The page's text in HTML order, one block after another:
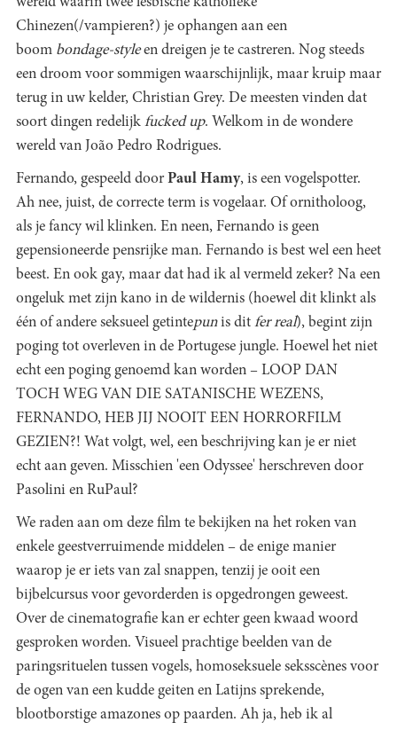
Chinezen(/vampieren?) je ophangen aan een
boom bondage-styleen dreigen je te castreren. Nog steeds
een droom voor sommigen waarschijnlijk, maar kruip maar
terug in uw kelder, Christian Grey. De meesten vinden dat
soort dingen redelijk fucked up. Welkom in de wondere
wereld van João Pedro Rodrigues.
Fernando, gespeeld door Paul Hamy, is een vogelspotter.
Ah nee, juist, de correcte term is vogelaar. Of ornitholoog,
als je fancy wil klinken. En neen, Fernando is geen
gepensioneerde pensrijke man. Fernando is best wel een heet
beest. En ook gay, maar dat had ik al vermeld zeker? Na een
ongeluk met zijn kano in de wildernis (hoewel dit klinkt als
één of andere seksueel getintepunis dit fer real), begint zijn
poging tot overleven in de Portugese jungle. Hoewel het niet
echt een poging genoemd kan worden – LOOP DAN
TOCH WEG VAN DIE SATANISCHE WEZENS,
FERNANDO, HEB JIJ NOOIT EEN HORRORFILM
GEZIEN?! Wat volgt, wel, een beschrijving kan je er niet
echt aan geven. Misschien 'een Odyssee' herschreven door
Pasolini en RuPaul?
We raden aan om deze film te bekijken na het roken van
enkele geestverruimende middelen – de enige manier
waarop je er iets van zal snappen, tenzij je ooit een
bijbelcursus voor gevorderden is opgedrongen geweest.
Over de cinematografie kan er echter geen kwaad woord
gesproken worden. Visueel prachtige beelden van de
paringsrituelen tussen vogels, homoseksuele seksscènes voor
de ogen van een kudde geiten en Latijns sprekende,
blootborstige amazones op paarden. Ah ja, heb ik al